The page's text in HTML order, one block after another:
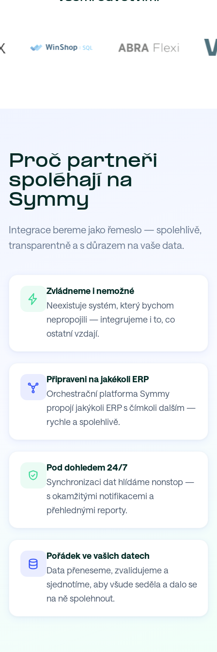
Proč partneři
spoléhají na
Symmy
Integrace bereme jako řemeslo — spolehlivě,
transparentně a s důrazem na vaše data.
Zvládneme i nemožné
Neexistuje systém, který bychom
nepropojili — integrujeme i to, co
ostatní vzdají.
Připraveni na jakékoli ERP
Orchestrační platforma Symmy
propojí jakýkoli ERP s čímkoli dalším —
rychle a spolehlivě.
Pod dohledem 24/7
Synchronizaci dat hlídáme nonstop —
s okamžitými notifikacemi a
přehlednými reporty.
Pořádek ve vašich datech
Data přeneseme, zvalidujeme a
sjednotíme, aby všude seděla a dalo se
na ně spolehnout.